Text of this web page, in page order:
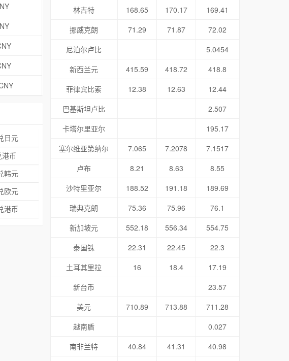
日元
币
韩元
欧元
港币
林吉特
168.65 170.17
169.41
挪威克朗
71.29 71.87
72.02
尼泊尔卢比
5.0454
新西兰元
415.59 418.72
418.8
菲律宾比索
12.38 12.63
12.44
巴基斯坦卢比
2.507
卡塔尔里亚尔
195.17
塞尔维亚第纳尔
7.065 7.2078
7.1517
卢布
8.21 8.63
8.55
沙特里亚尔
188.52 191.18
189.69
瑞典克朗
75.36 75.96
76.1
新加坡元
552.18 556.34
554.75
泰国铢
22.31 22.45
22.3
土耳其里拉
16 18.4
17.19
新台币
23.57
美元
710.89 713.88
711.28
越南盾
0.027
南非兰特
40.84 41.31 40.98